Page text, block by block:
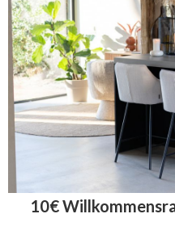
Jetzt zum
Hier anmelden
Du bekommst immer die
Zusatzinformation
Geschäftskunden
10€